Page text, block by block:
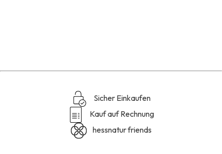
Sicher Einkaufen
Kauf auf Rechnung
hessnatur friends